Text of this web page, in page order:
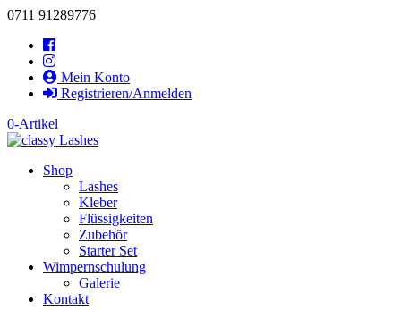
0711 91289776
Mein Konto
Registrieren/Anmelden
0-Artikel
Shop
Lashes
Kleber
Flüssigkeiten
Zubehör
Starter Set
Wimpernschulung
Galerie
Kontakt